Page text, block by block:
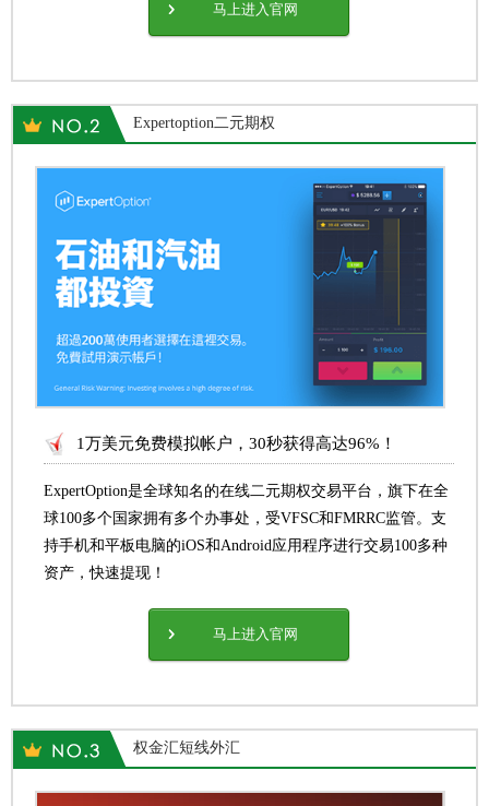
马上进入官网
Expertoption二元期权
1万美元免费模拟帐户，30秒获得高达96%！
ExpertOption是全球知名的在线二元期权交易平台，旗下在全
球100多个国家拥有多个办事处，受VFSC和FMRRC监管。支
持手机和平板电脑的iOS和Android应用程序进行交易100多种
资产，快速提现！
马上进入官网
权金汇短线外汇